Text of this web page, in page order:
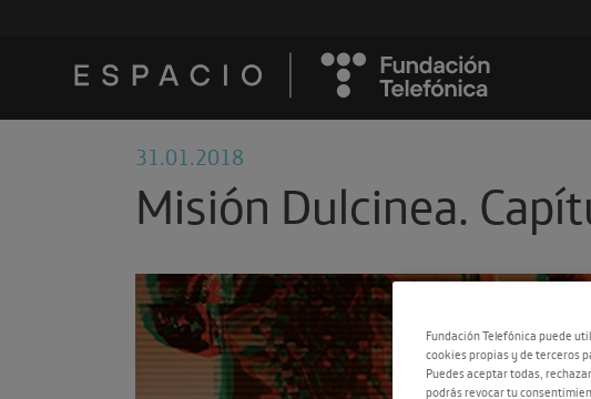
31.01.2018
Misión Dulcinea.
Fundación Telefónica puede
cookies propias y de terceros
Puedes aceptar todas,
podrás revocar tu